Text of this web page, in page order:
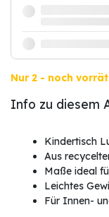
Nur 2 - noch
Info zu diesem
Kindertisch
Aus
Maße ideal
Leichtes
Für Innen-